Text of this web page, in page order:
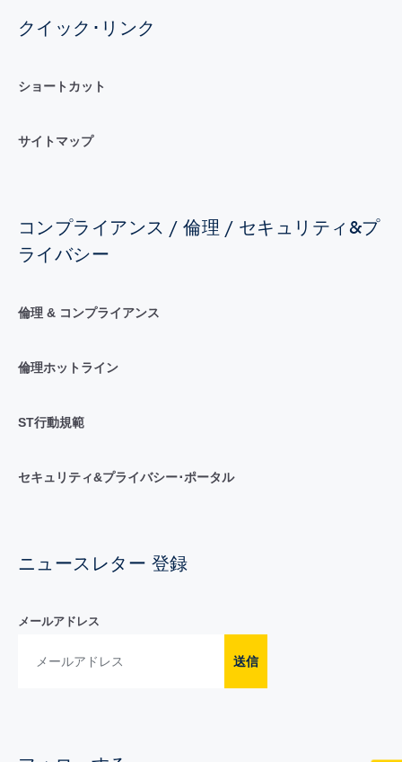
クイック･リンク
ショートカット
サイトマップ
コンプライアンス / 倫理 / セキュリティ&プ
ライバシー
倫理 & コンプライアンス
倫理ホットライン
ST行動規範
セキュリティ&プライバシー･ポータル
ニュースレター 登録
メールアドレス
送信